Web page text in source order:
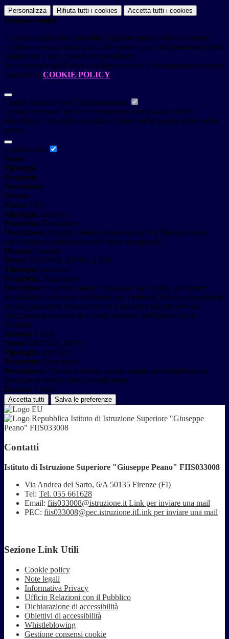
Personalizza Rifiuta tutti i cookies Accetta tutti i cookies
Gestione cookie
In questa schermata è possibile scegliere quali cookie consentire.
I cookie necessari sono quelli che consentono il funzionamento della
piattaforma e non è possibile disabilitarli.
Per conoscere quali sono i cookie necessari al funzionamento potete
visionare la COOKIE POLICY.
Cookie necessari per il funzionamento
I cookie necessari per il funzionamento non possono essere
disabilitati. È possibile consultare l'elenco nella pagina della cookie
policy.
youtube.com
Nome
Tipologia
Proprieta
Descrizione
Durata
Nome: YSC
Tipologia: analitico
Proprieta: Terza-parte
Descrizione: Questo cookie è impostato da YouTube per tenere
traccia delle visualizzazioni dei video incorporati.
Durata: Sessione
Nome: VISITOR_INFO1_LIVE
Tipologia: analitico
Proprieta: Terza-parte
Descrizione: Questo cookie è impostato da Youtube per tenere
traccia delle preferenze dell'utente per i video di Youtube incorporati
nei siti; può anche determinare se il visitatore del sito web sta
utilizzando la nuova o la vecchia versione dell'interfaccia di
Youtube.
Durata: 6 mesi
Nome: DEVICE_INFO
Tipologia: analitico
Proprieta: Terza-parte
Descrizione: YouTube utilizza questo cookie per identificare la
tipologia di device utilizzata dall'utente
Durata: 6 mesi
Accetta tutti Salva le preferenze
Istituto di Istruzione Superiore "Giuseppe
Peano" FIIS033008
Contatti
Istituto di Istruzione Superiore "Giuseppe Peano" FIIS033008
Via Andrea del Sarto, 6/A 50135 Firenze (FI)
Tel: Tel. 055 661628
Email: fiis033008@istruzione.it Link per inviare una mail
PEC: fiis033008@pec.istruzione.itLink per inviare una mail
Sezione Link Utili
Cookie policy
Note legali
Informativa Privacy
Ufficio Relazioni con il Pubblico
Dichiarazione di accessibilità
Obiettivi di accessibilità
Whistleblowing
Gestione consensi cookie